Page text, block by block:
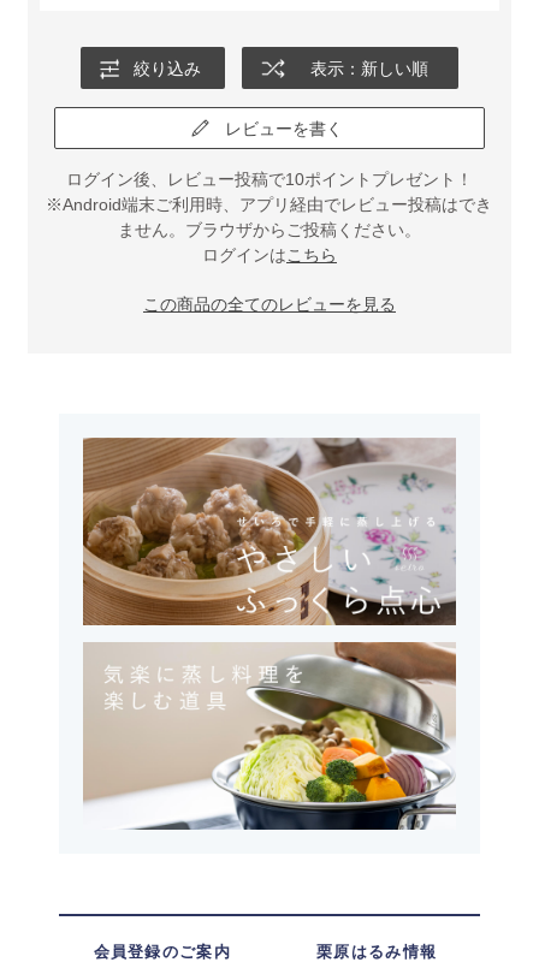
絞り込み 表示：新しい順
レビューを書く
ログイン後、レビュー投稿で10ポイントプレゼント！
※Android端末ご利用時、アプリ経由でレビュー投稿はでき
ません。ブラウザからご投稿ください。
ログインはこちら
この商品の全てのレビューを見る
会員登録のご案内 栗原はるみ情報